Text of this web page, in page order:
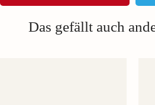
Das gefällt auch